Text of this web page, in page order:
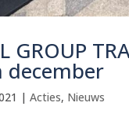
GROUP
|Acties, Nieuws